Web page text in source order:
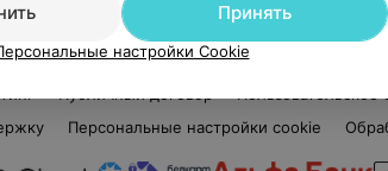
Персональные настройки cookie
Принять
настройки Cookie